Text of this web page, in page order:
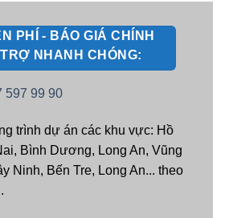
PHÍ - BÁO GIÁ CHÍNH
NHANH CHÓNG:
597 99 90
trình dự án các khu vực: Hồ
Bình Dương, Long An, Vũng
Ninh, Bến Tre, Long An... theo